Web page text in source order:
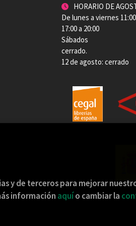
HORARIO DE
De lunes a viernes
17:00 a 20:00
Sábados
cerrado.
12 de agosto: cerrado
Esta actividad ha
y de terceros para mejorar
información aquío cambiar la